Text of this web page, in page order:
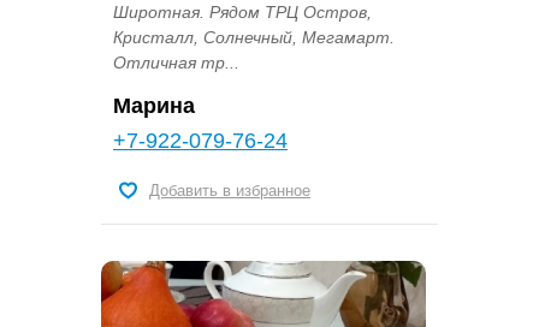
Широтная. Рядом ТРЦ Остров,
Кристалл, Солнечный, Мегамарт.
Отличная тр...
Марина
+7-922-079-76-24
Добавить в избранное